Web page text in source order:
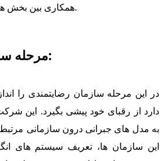
همكاری بین بخش های مختلف سازمان است.
۳) مرحله سوم؛ رضایتمندی:
در این مرحله سازمان رضایتمندی را
دارد از رقبای خود پیشی بگیرد. این
به مدل های جبرانی درون سازمانی
این سازمان ها، تعریف سیستم های